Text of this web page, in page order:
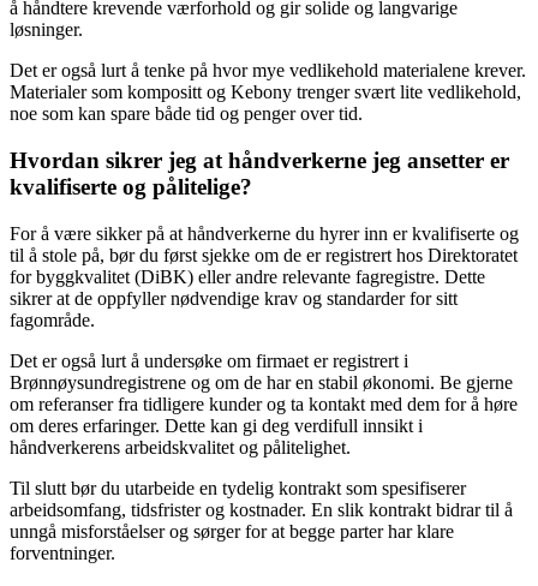
å håndtere krevende værforhold og gir solide og langvarige
løsninger.
Det er også lurt å tenke på hvor mye vedlikehold materialene krever.
Materialer som kompositt og Kebony trenger svært lite vedlikehold,
noe som kan spare både tid og penger over tid.
Hvordan sikrer jeg at håndverkerne jeg ansetter er
kvalifiserte og pålitelige?
For å være sikker på at håndverkerne du hyrer inn er kvalifiserte og
til å stole på, bør du først sjekke om de er registrert hos Direktoratet
for byggkvalitet (DiBK) eller andre relevante fagregistre. Dette
sikrer at de oppfyller nødvendige krav og standarder for sitt
fagområde.
Det er også lurt å undersøke om firmaet er registrert i
Brønnøysundregistrene og om de har en stabil økonomi. Be gjerne
om referanser fra tidligere kunder og ta kontakt med dem for å høre
om deres erfaringer. Dette kan gi deg verdifull innsikt i
håndverkerens arbeidskvalitet og pålitelighet.
Til slutt bør du utarbeide en tydelig kontrakt som spesifiserer
arbeidsomfang, tidsfrister og kostnader. En slik kontrakt bidrar til å
unngå misforståelser og sørger for at begge parter har klare
forventninger.